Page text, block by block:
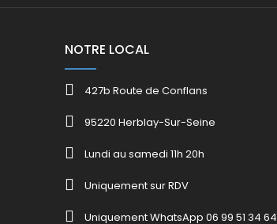
NOTRE LOCAL
427b Route de Conflans
95220 Herblay-Sur-Seine
Lundi au samedi 11h 20h
Uniquement sur RDV
Uniquement WhatsApp 06 99 51 34 64